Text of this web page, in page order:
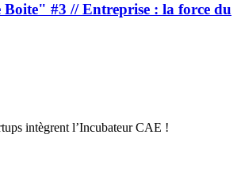
#3 // Entreprise : la force du
intègrent l’Incubateur CAE !